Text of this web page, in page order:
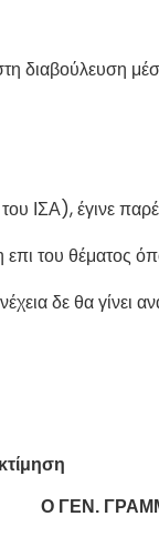
διαβούλευση
ΙΣΑ), έγινε
του θέματος
δε θα γίνει